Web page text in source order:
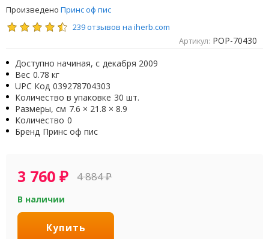
Произведено Принс оф пис
239 отзывов на iherb.com
Артикул: POP-70430
Доступно начиная, с декабря 2009
Вес 0.78 кг
UPC Код 039278704303
Количество в упаковке 30 шт.
Размеры, см 7.6 × 21.8 × 8.9
Количество 0
Бренд Принс оф пис
3 760₽ 4 884₽
В наличии
Купить